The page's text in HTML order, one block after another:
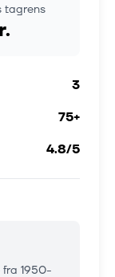
tagrens
3
75+
4.8/5
1950-